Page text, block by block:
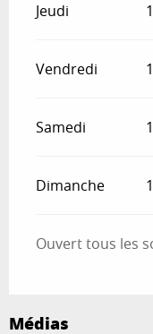
Jeudi
Vendredi
Samedi
Dimanche
Ouvert tous les
Médias